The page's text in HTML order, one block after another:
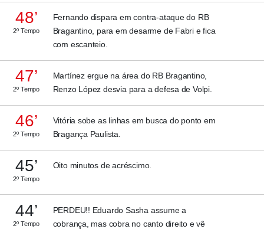
48’
2º Tempo
Fernando dispara em contra-ataque do RB
Bragantino, para em desarme de Fabri e fica
com escanteio.
47’
2º Tempo
Martínez ergue na área do RB Bragantino,
Renzo López desvia para a defesa de Volpi.
46’
2º Tempo
Vitória sobe as linhas em busca do ponto em
Bragança Paulista.
45’
2º Tempo
Oito minutos de acréscimo.
44’
2º Tempo
PERDEU!! Eduardo Sasha assume a
cobrança, mas cobra no canto direito e vê